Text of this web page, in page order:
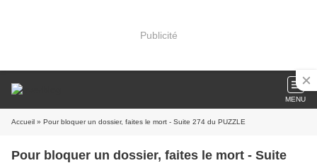
Publicité
MENU
Accueil » Pour bloquer un dossier, faites le mort - Suite 274 du PUZZLE
Pour bloquer un dossier, faites le mort - Suite